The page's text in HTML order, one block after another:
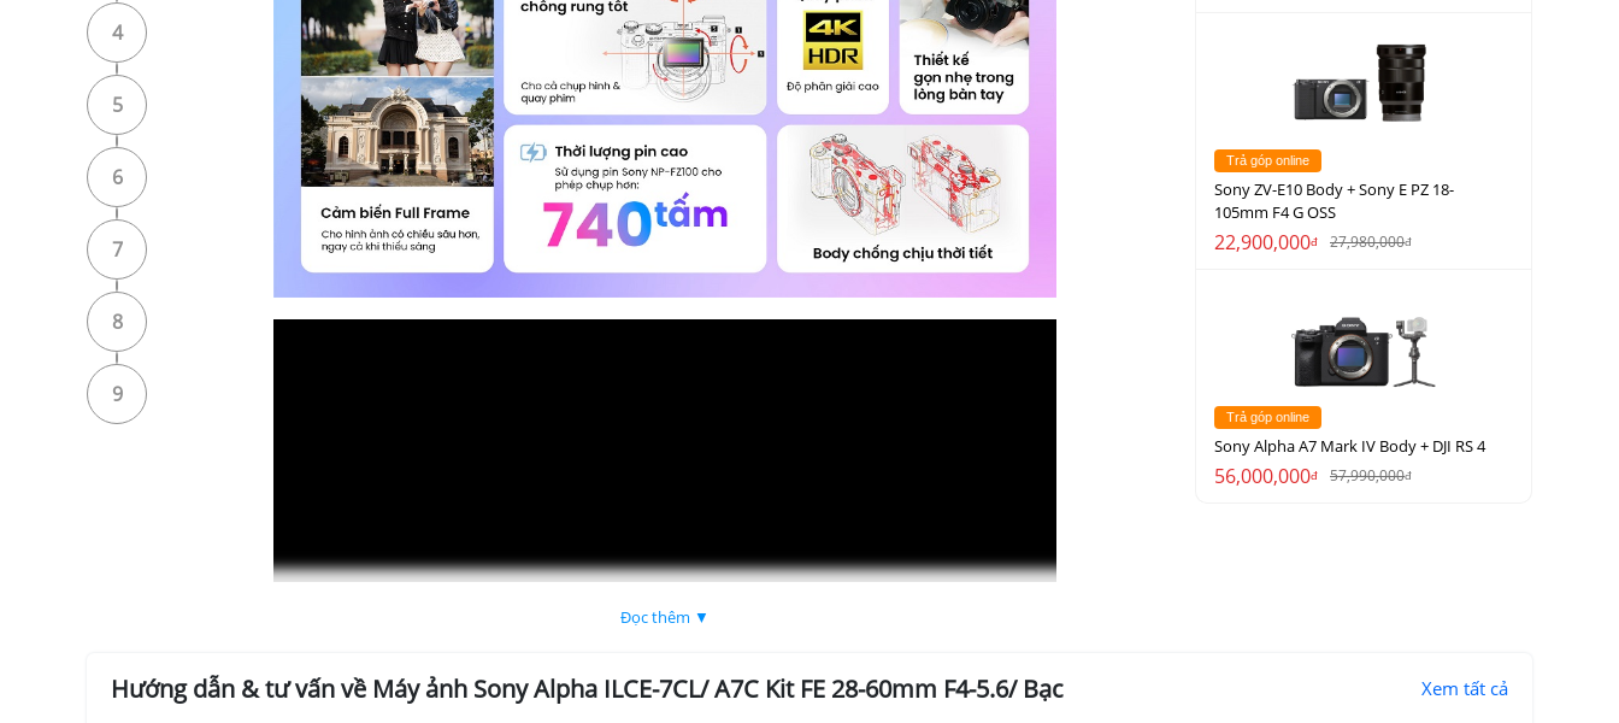
4
5
6
7
8
9
Đọc thêm ▼
Trả góp online
Sony ZV-E10 Body + Sony E PZ 18-
105mm F4 G OSS
22,900,000đ 27,980,000đ
Trả góp online
Sony Alpha A7 Mark IV Body + DJI RS 4
56,000,000đ 57,990,000đ
Hướng dẫn & tư vấn về Máy ảnh Sony Alpha ILCE-7CL/ A7C Kit FE 28-60mm F4-5.6/ Bạc Xem tất cả